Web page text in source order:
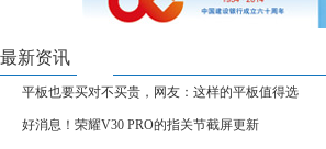
最新资讯
平板也要买对不买贵，网友：这样的平板值得选
好消息！荣耀V30 PRO的指关节截屏更新